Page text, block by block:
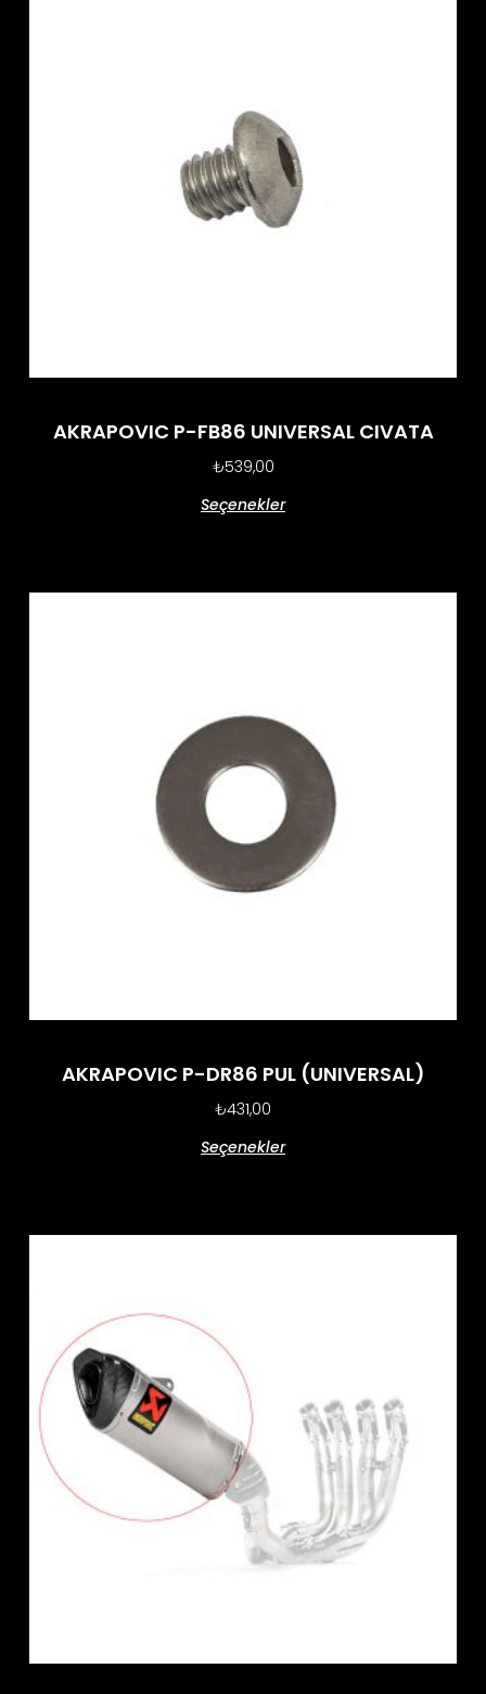
AKRAPOVIC P-FB86 UNIVERSAL CIVATA
₺539,00
Seçenekler
AKRAPOVIC P-DR86 PUL (UNIVERSAL)
₺431,00
Seçenekler